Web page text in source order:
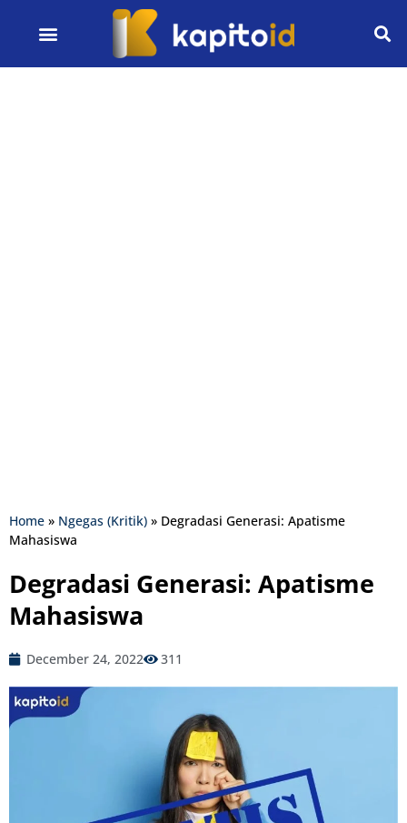
Home » Ngegas (Kritik) » Degradasi Generasi: Apatisme
Mahasiswa
Degradasi Generasi: Apatisme
Mahasiswa
December 24, 2022 311